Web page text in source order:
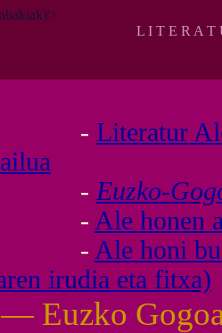
L I T E R A
- Literatur
- Euzko-
- Ale honen
- Ale honi
irudia eta fitxa)
— Euzko